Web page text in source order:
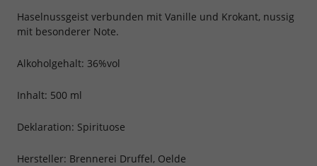
Haselnussgeist verbunden mit Vanille und Krokant, nussig
mit besonderer Note.
Alkoholgehalt: 36%vol
Inhalt: 500 ml
Deklaration: Spirituose
Hersteller: Brennerei Druffel, Oelde